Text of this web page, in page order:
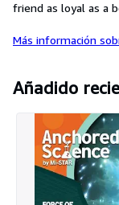
friend as loyal as a
the importance of
inspire curious mind
Más información
Añadido